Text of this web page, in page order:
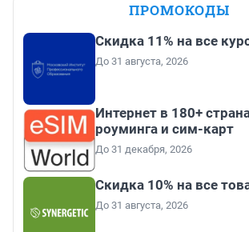
ПРОМОКОДЫ
Скидка 11% на все
До 31 августа, 2026
Интернет в 180+
роуминга и сим-карт
До 31 декабря, 2026
Скидка 10% на все
До 31 августа, 2026